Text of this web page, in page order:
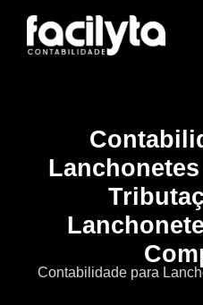
Contabilidade para